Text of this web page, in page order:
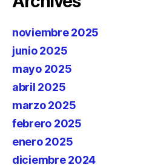
noviembre 2025
junio 2025
mayo 2025
abril 2025
marzo 2025
febrero 2025
enero 2025
diciembre 2024